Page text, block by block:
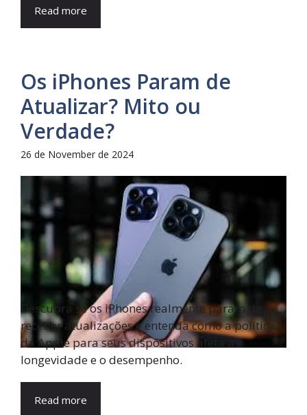
Read more
Os iPhones Param de
Atualizar? Mito ou
Verdade?
26 de November de 2024
Descubra se os iPhones realmente param de
receber atualizações e entenda como a política
da Apple para seus dispositivos afeta a
longevidade e o desempenho.
Read more